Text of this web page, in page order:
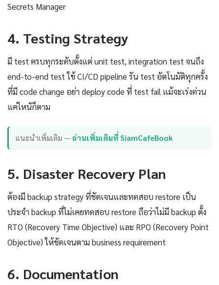
Secrets Manager
4. Testing Strategy
มี test ครบทุกระดับตั้งแต่ unit test, integration test จนถึง
end-to-end test ใช้ CI/CD pipeline รัน test อัตโนมัติทุกครั้ง
ที่มี code change อย่า deploy code ที่ test fail แม้จะเร่งด่วน
แค่ไหนัก็ตาม
แนะนำเพิ่มเติม —อ่านเพิ่มเติมที่ SiamCafeBook
5. Disaster Recovery Plan
ต้องมี backup strategy ที่ชัดเจนและทดสอบ restore เป็น
ประจำ backup ที่ไม่เคยทดสอบ restore ถือว่าไม่มี backup ตั้ง
RTO (Recovery Time Objective) และ RPO (Recovery Point
Objective) ให้ชัดเจนตาม business requirement
6. Documentation